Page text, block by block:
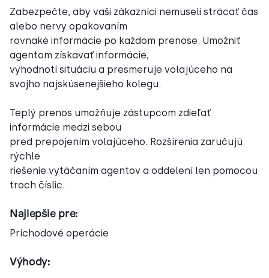
Zabezpečte, aby vaši zákazníci nemuseli strácať čas
alebo nervy opakovaním
rovnaké informácie po každom prenose. Umožniť
agentom získavať informácie,
vyhodnotí situáciu a presmeruje volajúceho na
svojho najskúsenejšieho kolegu.
Teplý prenos umožňuje zástupcom zdieľať
informácie medzi sebou
pred prepojením volajúceho. Rozšírenia zaručujú
rýchle
riešenie vytáčaním agentov a oddelení len pomocou
troch číslic.
Najlepšie pre:
Príchodové operácie
Výhody: